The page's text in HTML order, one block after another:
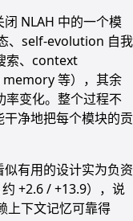
NLAH 中的一个模
、self-evolution 自我
索、context
等），其余
率变化。整个过程不
净地把每个模块的贡
有用的设计实为负资
+2.6 / +13.9），说
上下文记忆可靠得